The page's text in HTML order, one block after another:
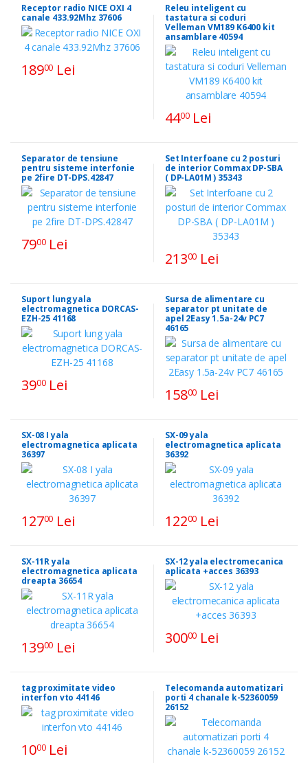
Receptor radio NICE OXI 4
canale 433.92Mhz 37606
18900 Lei
Releu inteligent cu
tastatura si coduri
Velleman VM189 K6400 kit
ansamblare 40594
4400Lei
Separator de tensiune
pentru sisteme interfonie
pe 2fire DT-DPS.42847
7900Lei
Set Interfoane cu 2 posturi
de interior Commax DP-SBA
( DP-LA01M ) 35343
21300 Lei
Suport lung yala
electromagnetica DORCAS-
EZH-25 41168
3900Lei
Sursa de alimentare cu
separator pt unitate de
apel 2Easy 1.5a-24v PC7
46165
15800 Lei
SX-08 I yala
electromagnetica aplicata
36397
12700 Lei
SX-09 yala
electromagnetica aplicata
36392
12200 Lei
SX-11R yala
electromagnetica aplicata
dreapta 36654
13900 Lei
SX-12 yala electromecanica
aplicata +acces 36393
30000 Lei
tag proximitate video
interfon vto 44146
1000Lei
Telecomanda automatizari
porti 4 chanale k-52360059
26152